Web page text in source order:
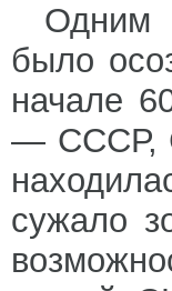
Одним
было
начале
— СССР,
сужало